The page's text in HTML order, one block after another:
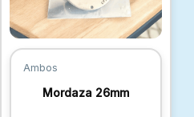
Ambos
Mordaza 26mm